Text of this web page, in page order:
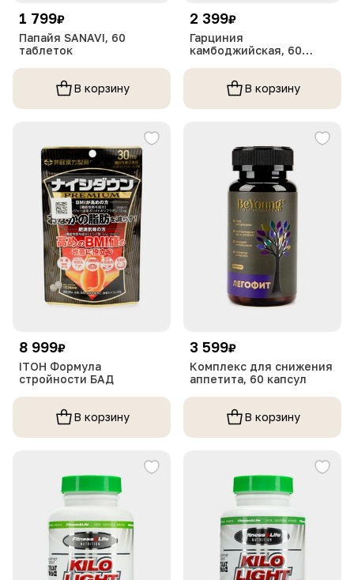
1 799₽
Папайя SANAVI, 60
таблеток
В корзину
2 399₽
Гарциния
камбоджийская, 60
В корзину
8 999₽
ITOH Формула
стройности БАД
В корзину
3 599₽
Комплекс для снижения
аппетита, 60 капсул
В корзину